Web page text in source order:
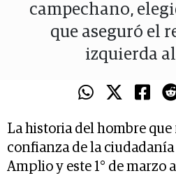
campechano,
que aseguró el
izquierda
La historia del hombre
confianza de la
Amplio y este 1° de marzo